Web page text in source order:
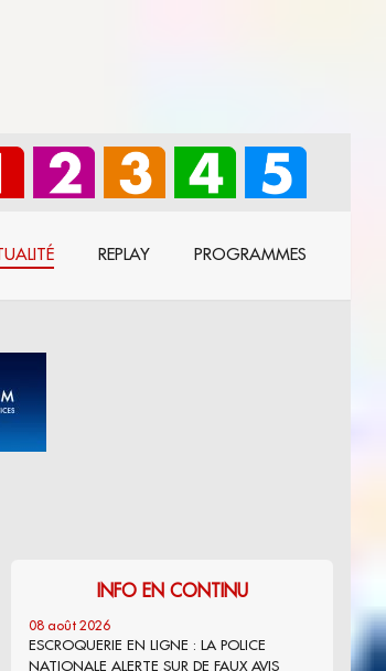
REPLAY PROGRAMMES
INFO EN CONTINU
08 août 2026
ESCROQUERIE EN LIGNE : LA POLICE
NATIONALE ALERTE SUR DE FAUX AVIS